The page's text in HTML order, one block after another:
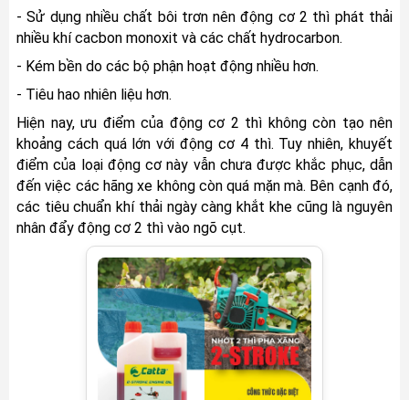
- Sử dụng nhiều chất bôi trơn nên động cơ 2 thì phát thải
nhiều khí cacbon monoxit và các chất hydrocarbon.
- Kém bền do các bộ phận hoạt động nhiều hơn.
- Tiêu hao nhiên liệu hơn.
Hiện nay, ưu điểm của động cơ 2 thì không còn tạo nên
khoảng cách quá lớn với động cơ 4 thì. Tuy nhiên, khuyết
điểm của loại động cơ này vẫn chưa được khắc phục, dẫn
đến việc các hãng xe không còn quá mặn mà. Bên cạnh đó,
các tiêu chuẩn khí thải ngày càng khắt khe cũng là nguyên
nhân đẩy động cơ 2 thì vào ngõ cụt.